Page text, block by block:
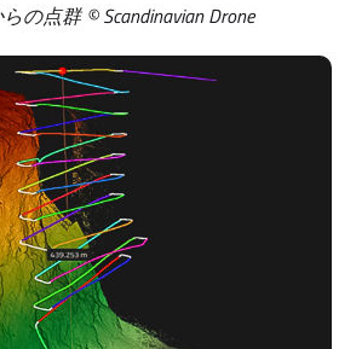
の点群 © Scandinavian Drone